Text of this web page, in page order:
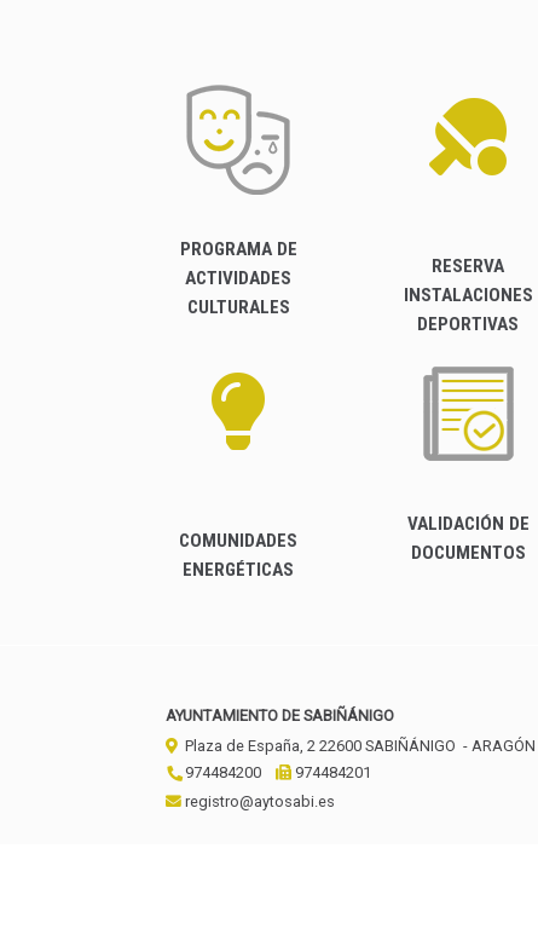
PROGRAMA DE
ACTIVIDADES
CULTURALES
RESERVA
INSTALACIONES
DEPORTIVAS
COMUNIDADES
ENERGÉTICAS
VALIDACIÓN DE
DOCUMENTOS
AYUNTAMIENTO DE SABIÑÁNIGO
Plaza de España, 2 22600 SABIÑÁNIGO - ARAGÓN
974484200
974484201
registro@aytosabi.es